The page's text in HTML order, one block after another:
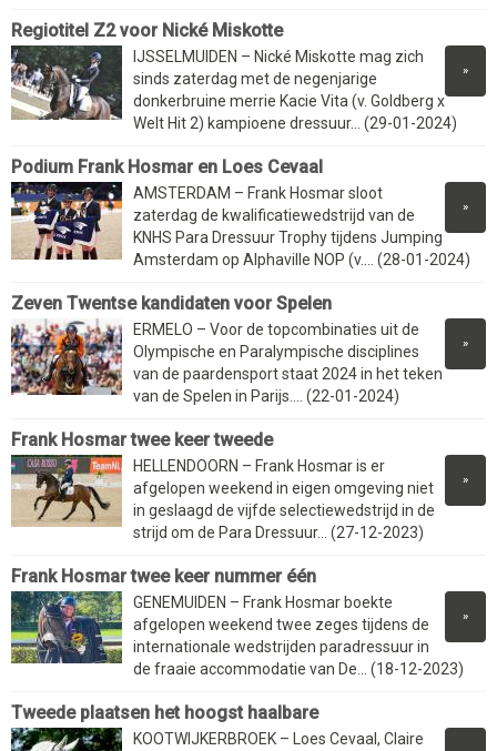
Regiotitel Z2 voor Nické Miskotte
»
IJSSELMUIDEN – Nické Miskotte mag zich
sinds zaterdag met de negenjarige
donkerbruine merrie Kacie Vita (v. Goldberg x
Welt Hit 2) kampioene dressuur... (29-01-2024)
Podium Frank Hosmar en Loes Cevaal
»
AMSTERDAM – Frank Hosmar sloot
zaterdag de kwalificatiewedstrijd van de
KNHS Para Dressuur Trophy tijdens Jumping
Amsterdam op Alphaville NOP (v.... (28-01-2024)
Zeven Twentse kandidaten voor Spelen
»
ERMELO – Voor de topcombinaties uit de
Olympische en Paralympische disciplines
van de paardensport staat 2024 in het teken
van de Spelen in Parijs.... (22-01-2024)
Frank Hosmar twee keer tweede
»
HELLENDOORN – Frank Hosmar is er
afgelopen weekend in eigen omgeving niet
in geslaagd de vijfde selectiewedstrijd in de
strijd om de Para Dressuur... (27-12-2023)
Frank Hosmar twee keer nummer één
»
GENEMUIDEN – Frank Hosmar boekte
afgelopen weekend twee zeges tijdens de
internationale wedstrijden paradressuur in
de fraaie accommodatie van De... (18-12-2023)
Tweede plaatsen het hoogst haalbare
KOOTWIJKERBROEK – Loes Cevaal, Claire